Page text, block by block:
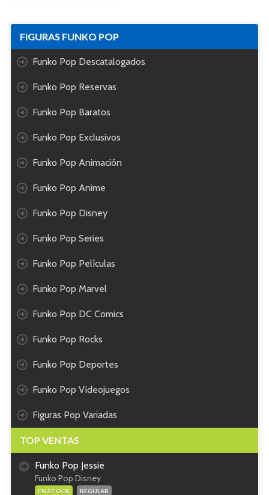
FIGURAS FUNKO POP
Funko Pop Descatalogados
Funko Pop Reservas
Funko Pop Baratos
Funko Pop Exclusivos
Funko Pop Animación
Funko Pop Anime
Funko Pop Disney
Funko Pop Series
Funko Pop Películas
Funko Pop Marvel
Funko Pop DC Comics
Funko Pop Rocks
Funko Pop Deportes
Funko Pop Videojuegos
Figuras Pop Variadas
TOP VENTAS
Funko Pop Jessie
Funko Pop Disney
EN STOCK REGULAR